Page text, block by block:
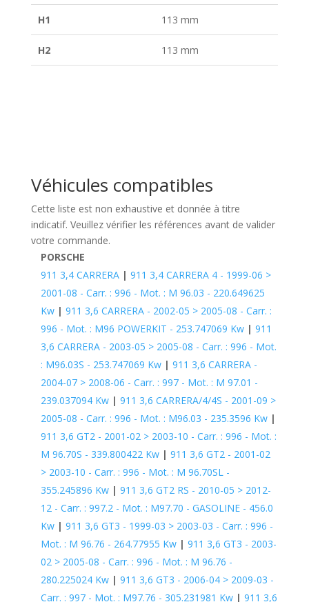
H1 113 mm
H2 113 mm
Véhicules compatibles
Cette liste est non exhaustive et donnée à titre
indicatif. Veuillez vérifier les références avant de valider
votre commande.
PORSCHE
911 3,4 CARRERA| 911 3,4 CARRERA 4 - 1999-06 >
2001-08 - Carr. : 996 - Mot. : M 96.03 - 220.649625
Kw| 911 3,6 CARRERA - 2002-05 > 2005-08 - Carr. :
996 - Mot. : M96 POWERKIT - 253.747069 Kw| 911
3,6 CARRERA - 2003-05 > 2005-08 - Carr. : 996 - Mot.
: M96.03S - 253.747069 Kw| 911 3,6 CARRERA -
2004-07 > 2008-06 - Carr. : 997 - Mot. : M 97.01 -
239.037094 Kw| 911 3,6 CARRERA/4/4S - 2001-09 >
2005-08 - Carr. : 996 - Mot. : M96.03 - 235.3596 Kw|
911 3,6 GT2 - 2001-02 > 2003-10 - Carr. : 996 - Mot. :
M 96.70S - 339.800422 Kw| 911 3,6 GT2 - 2001-02
> 2003-10 - Carr. : 996 - Mot. : M 96.70SL -
355.245896 Kw| 911 3,6 GT2 RS - 2010-05 > 2012-
12 - Carr. : 997.2 - Mot. : M97.70 - GASOLINE - 456.0
Kw| 911 3,6 GT3 - 1999-03 > 2003-03 - Carr. : 996 -
Mot. : M 96.76 - 264.77955 Kw| 911 3,6 GT3 - 2003-
02 > 2005-08 - Carr. : 996 - Mot. : M 96.76 -
280.225024 Kw| 911 3,6 GT3 - 2006-04 > 2009-03 -
Carr. : 997 - Mot. : M97.76 - 305.231981 Kw| 911 3,6